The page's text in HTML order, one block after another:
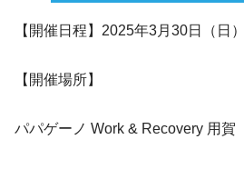
【開催日程】2025年3月30日（日
【開催場所】
パパゲーノ Work & Recovery 用賀